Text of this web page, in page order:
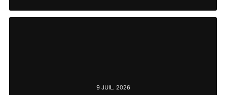
9 JUIL. 2026